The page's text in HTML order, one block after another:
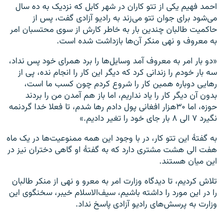
احمد فهیم یکی از تتو کاران در شهر کابل که نزدیک به ده‌ سال
می‌شود برای جوان تتو می‌زند به رادیو آزادی گفت، پس از
حاکمیت طالبان چندین بار به خاطر کارش از سوی محتسبان امر
به معروف و نهی منکر آن‌ها بازداشت شده است.
«دو بار امر به معروف آمد وسایل‌ها را برد همرای خود پس نداد،
سه بار خودم‌ را زندانی کرد که دیگر این کار را انجام نده، پی از
رهایی دوباره همین کار را شروع کردم چون کسب ما است،
بدون آن دیگر کار را یاد نداریم، اما باز هم آمدن من را بردند
حوزه، اما ۳۰هزار افغانی پول دادم رها شدم، تا فعلا خدا گردنمه
نگیرد ۷ الی ۸ بار جای خود را تغیر دادیم.»
به گفتهٔ این تتو کار، در با وجود این‌ همه ممنوعیت‌ها در یک ماه
هفت الی هشت مشتری دارد که به گفتهٔ او گاهی دختران نیز در
این میان هستند.
تلاش کردیم، تا دیدگاه وزارت امر به معرو و نهی از منکر طالبان
را در این مورد را داشته باشیم، سیف‌ا‌لاسلام خیبر، سخنگوی این
وزارت به پرسش‌های رادیو آزادی پاسخ نداد.